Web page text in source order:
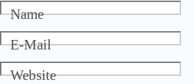
Name
E-Mail
Website